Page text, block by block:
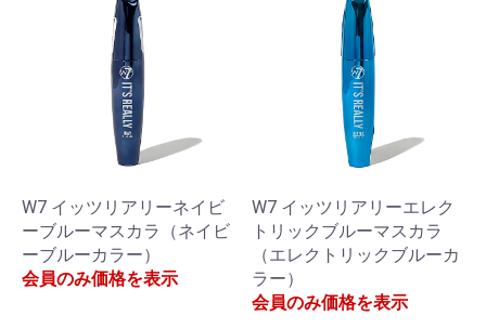
W7 イッツリアリーネイビ
ーブルーマスカラ（ネイビ
ーブルーカラー）
会員のみ価格を表示
W7 イッツリアリーエレク
トリックブルーマスカラ
（エレクトリックブルーカ
ラー）
会員のみ価格を表示